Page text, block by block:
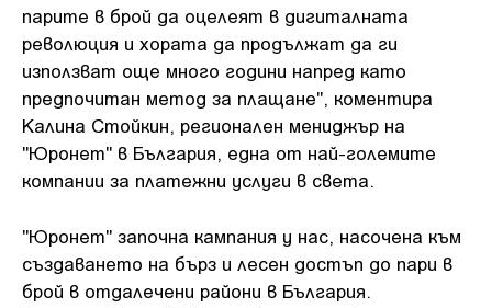
парите в брой да оцелеят в дигиталната
революция и хората да продължат да ги
използват още много години напред като
предпочитан метод за плащане", коментира
Калина Стойкин, регионален мениджър на
"Юронет" в България, една от най-големите
компании за платежни услуги в света.
"Юронет" започна кампания у нас, насочена към
създаването на бърз и лесен достъп до пари в
брой в отдалечени райони в България.